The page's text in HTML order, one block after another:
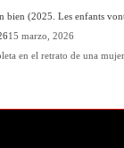
bien (2025. Les enfants
15 marzo, 2026
en el retrato de una